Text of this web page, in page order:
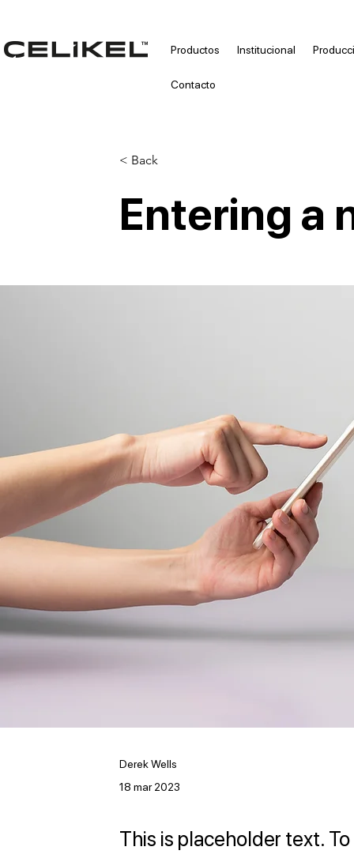
Productos Institucional
Contacto
< Back
Entering a
Derek Wells
18 mar 2023
This is placeholder text.